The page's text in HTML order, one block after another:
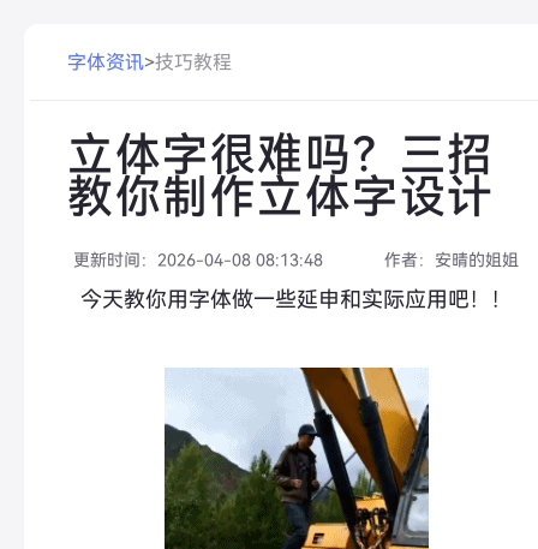
字体资讯>技巧教程
立体字很难吗？三招
教你制作立体字设计
更新时间： 2026-04-08 08:13:48 作者： 安晴的姐姐
今天教你用字体做一些延申和实际应用吧！！